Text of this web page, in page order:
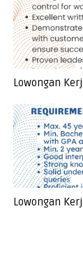
Lowongan
Lowongan